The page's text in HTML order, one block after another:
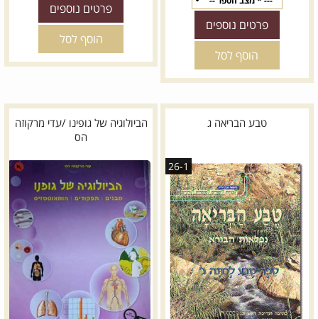
פרטים נוספים
הוסף לסל
פרטים נוספים
הוסף לסל
טבע הבריאה ג
26-1
הביולוגיה של גופינו /עדי מרקוזה
הס